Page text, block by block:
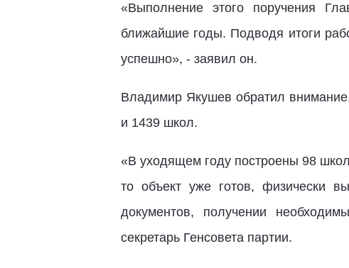
«Выполнение этого поручения
ближайшие годы. Подводя итоги
успешно», - заявил он.
Владимир Якушев обратил
и 1439 школ.
«В уходящем году построены 98
то объект уже готов, физически
документов, получении
секретарь Генсовета партии.